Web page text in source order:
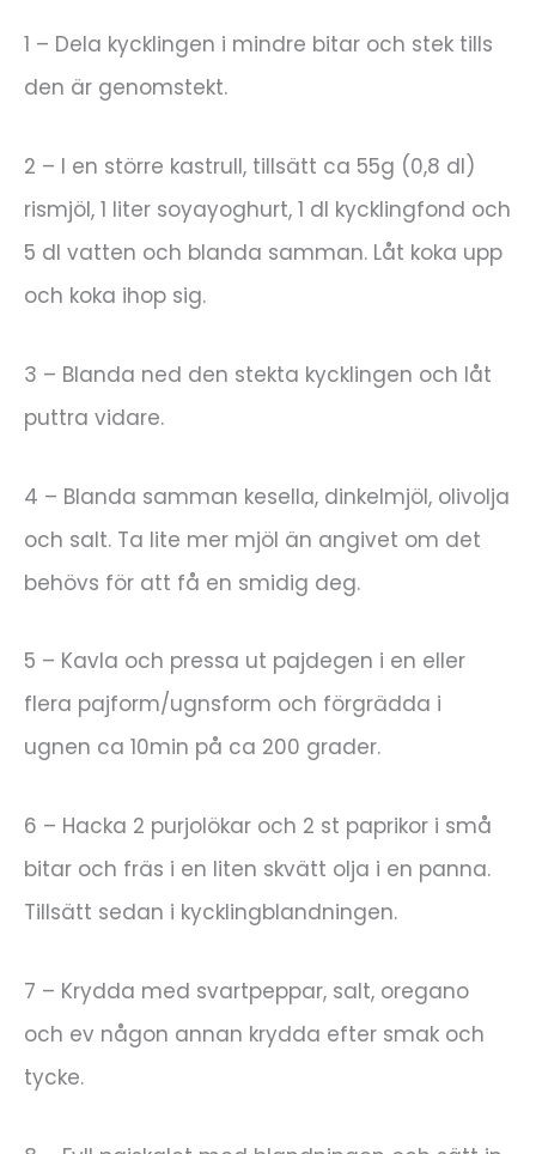
1 – Dela kycklingen i mindre bitar och stek tills
den är genomstekt.
2 – I en större kastrull, tillsätt ca 55g (0,8 dl)
rismjöl, 1 liter soyayoghurt, 1 dl kycklingfond och
5 dl vatten och blanda samman. Låt koka upp
och koka ihop sig.
3 – Blanda ned den stekta kycklingen och låt
puttra vidare.
4 – Blanda samman kesella, dinkelmjöl, olivolja
och salt. Ta lite mer mjöl än angivet om det
behövs för att få en smidig deg.
5 – Kavla och pressa ut pajdegen i en eller
flera pajform/ugnsform och förgrädda i
ugnen ca 10min på ca 200 grader.
6 – Hacka 2 purjolökar och 2 st paprikor i små
bitar och fräs i en liten skvätt olja i en panna.
Tillsätt sedan i kycklingblandningen.
7 – Krydda med svartpeppar, salt, oregano
och ev någon annan krydda efter smak och
tycke.